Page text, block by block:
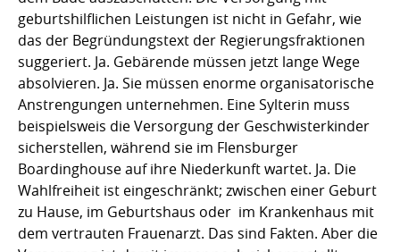
geburtshilflichen Leistungen ist nicht in Gefahr, wie
das der Begründungstext der Regierungsfraktionen
suggeriert. Ja. Gebärende müssen jetzt lange Wege
absolvieren. Ja. Sie müssen enorme organisatorische
Anstrengungen unternehmen. Eine Sylterin muss
beispielsweis die Versorgung der Geschwisterkinder
sicherstellen, während sie im Flensburger
Boardinghouse auf ihre Niederkunft wartet. Ja. Die
Wahlfreiheit ist eingeschränkt; zwischen einer Geburt
zu Hause, im Geburtshaus oder im Krankenhaus mit
dem vertrauten Frauenarzt. Das sind Fakten. Aber die